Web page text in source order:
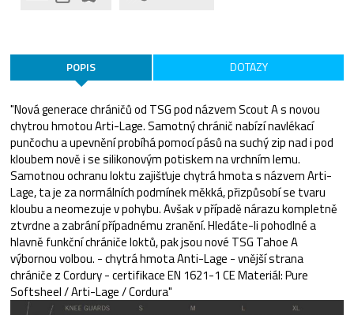
POPIS DOTAZY
"Nová generace chráničů od TSG pod názvem Scout A s novou
chytrou hmotou Arti-Lage. Samotný chránič nabízí navlékací
punčochu a upevnění probíhá pomocí pásů na suchý zip nad i pod
kloubem nově i se silikonovým potiskem na vrchním lemu.
Samotnou ochranu loktu zajišťuje chytrá hmota s názvem Arti-
Lage, ta je za normálních podmínek měkká, přizpůsobí se tvaru
kloubu a neomezuje v pohybu. Avšak v případě nárazu kompletně
ztvrdne a zabrání případnému zranění. Hledáte-li pohodlné a
hlavně funkční chrániče loktů, pak jsou nové TSG Tahoe A
výbornou volbou. - chytrá hmota Anti-Lage - vnější strana
chrániče z Cordury - certifikace EN 1621-1 CE Materiál: Pure
Softsheel / Arti-Lage / Cordura"